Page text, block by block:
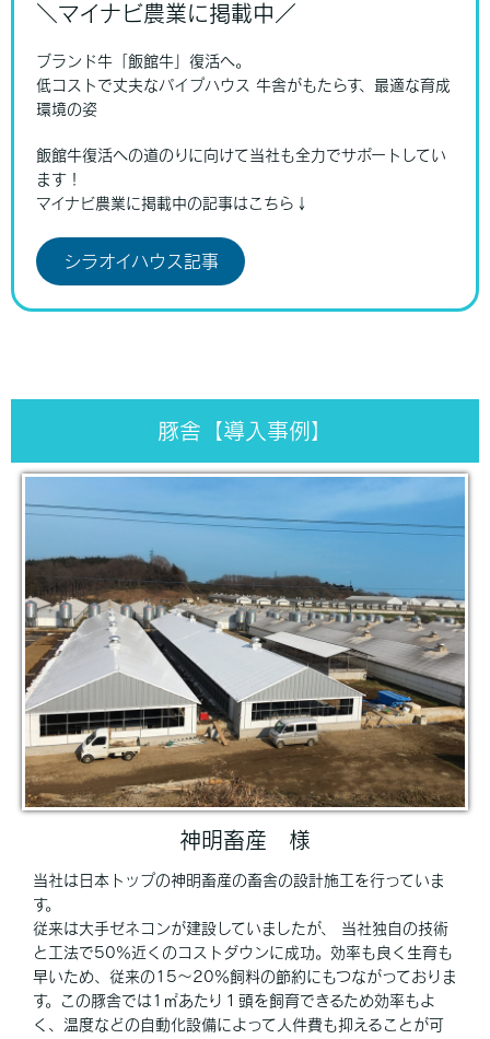
＼マイナビ農業に掲載中／
ブランド牛「飯館牛」復活へ。
低コストで丈夫なパイプハウス 牛舎がもたらす、最適な育成
環境の姿
飯館牛復活への道のりに向けて当社も全力でサポートしてい
ます！
マイナビ農業に掲載中の記事はこちら↓
シラオイハウス記事
豚舎【導入事例】
神明畜産 様
当社は日本トップの神明畜産の畜舎の設計施工を行っていま
す。
従来は大手ゼネコンが建設していましたが、 当社独自の技術
と工法で50％近くのコストダウンに成功。効率も良く生育も
早いため、従来の15～20％飼料の節約にもつながっておりま
す。この豚舎では1㎡あたり１頭を飼育できるため効率もよ
く、温度などの自動化設備によって人件費も抑えることが可